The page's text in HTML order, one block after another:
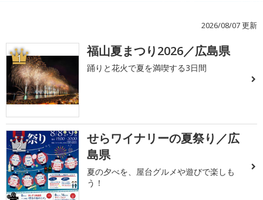
2026/08/07 更新
1 福山夏まつり2026／広島県
踊りと花火で夏を満喫する3日間
2
せらワイナリーの夏祭り／広
島県
夏の夕べを、屋台グルメや遊びで楽しも
う！